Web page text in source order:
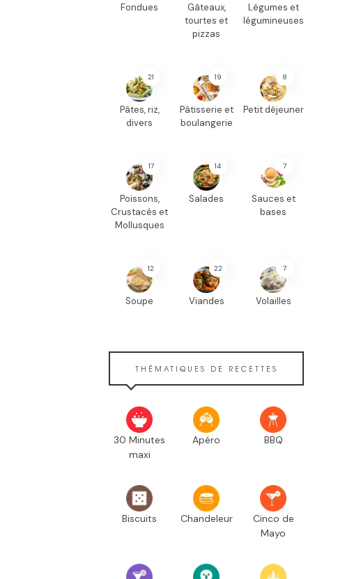
Fondues
Gâteaux,
tourtes et
pizzas
Légumes et
légumineuses
21
Pâtes, riz,
divers
19
Pâtisserie et
boulangerie
8
Petit déjeuner
17
Poissons,
Crustacés et
Mollusques
14
Salades
7
Sauces et
bases
12
Soupe
22
Viandes
7
Volailles
THÉMATIQUES DE RECETTES
30 Minutes
maxi
Apéro BBQ
Biscuits Chandeleur
Cinco de
Mayo